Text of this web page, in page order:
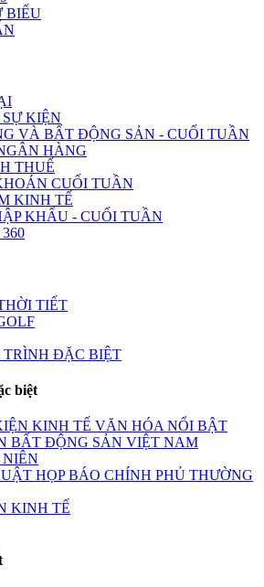
BIỂU
KIỆN
VÀ BẤT ĐỘNG SẢN - CUỐI TUẦN
HÀNG
THUẾ
CUỐI TUẦN
KINH TẾ
KHẨU - CUỐI TUẦN
TIẾT
TRÌNH ĐẶC BIỆT
biệt
KINH TẾ VĂN HÓA NỔI BẬT
BẤT ĐỘNG SẢN VIỆT NAM
HỌP BÁO CHÍNH PHỦ THƯỜNG
KINH TẾ